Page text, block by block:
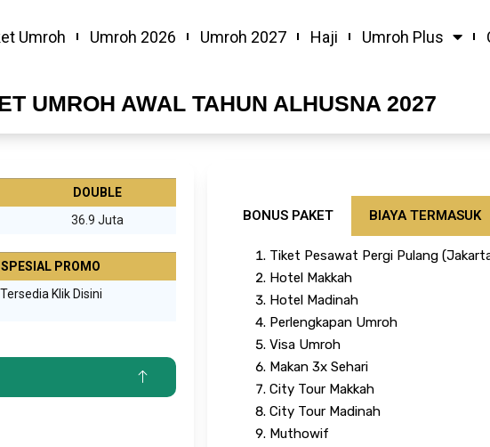
Umroh Umroh 2026 Umroh 2027 Haji Umroh Plus
UMROH AWAL TAHUN ALHUSNA 2027
DOUBLE
36.9 Juta
SPESIAL PROMO
Tersedia Klik Disini
BONUS PAKET BIAYA TERMASUK
Tiket Pesawat Pergi Pulang
Hotel Makkah
Hotel Madinah
Perlengkapan Umroh
Visa Umroh
Makan 3x Sehari
City Tour Makkah
City Tour Madinah
Muthowif